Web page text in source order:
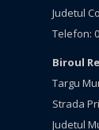
Judetul
Telefon:
Biroul
Targu
Strada
Judetul